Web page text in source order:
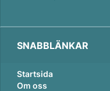
SNABBLÄNKAR
Startsida
Om oss